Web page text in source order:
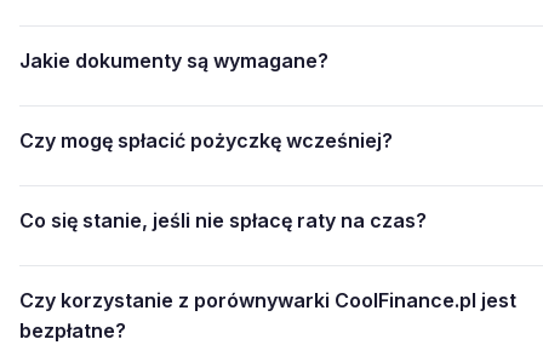
Jakie dokumenty są wymagane?
Czy mogę spłacić pożyczkę wcześniej?
Co się stanie, jeśli nie spłacę raty na czas?
Czy korzystanie z porównywarki CoolFinance.pl jest
bezpłatne?